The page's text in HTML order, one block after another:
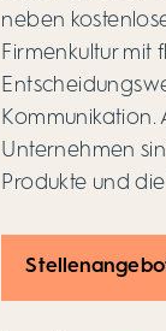
neben
Firmenkultur mit
Kommunikation.
Unternehmen
Produkte und